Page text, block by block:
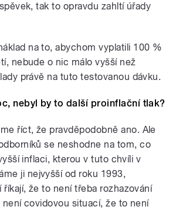
tak to opravdu zahltí úřady
na to, abychom vyplatili 100 %
nebude o nic málo vyšší než
právě na tuto testovanou dávku.
nebyl by to další proinflační tlak?
říct, že pravděpodobně ano. Ale
se neshodne na tom, co
inflaci, kterou v tuto chvíli v
ji nejvyšší od roku 1993,
že to není třeba rozhazování
není covidovou situací, že to není